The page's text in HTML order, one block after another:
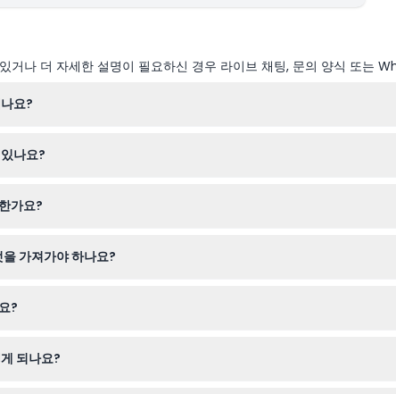
거나 더 자세한 설명이 필요하신 경우 라이브 채팅, 문의 양식 또는
요?
나요?
가요?
가져가야 하나요?
?
되나요?